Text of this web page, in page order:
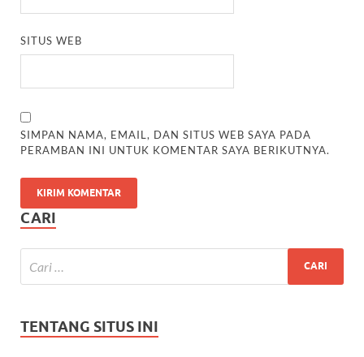
SITUS WEB
SIMPAN NAMA, EMAIL, DAN SITUS WEB SAYA PADA
PERAMBAN INI UNTUK KOMENTAR SAYA BERIKUTNYA.
CARI
TENTANG SITUS INI